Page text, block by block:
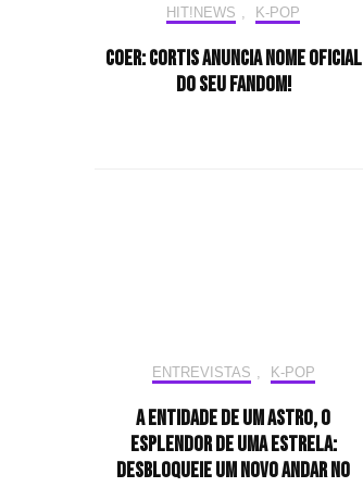
HIT!NEWS K-POP
COER: CORTIS anuncia nome oficial
do seu fandom!
ENTREVISTAS K-POP
A entidade de um astro, o
esplendor de uma estrela:
desbloqueie um novo andar no